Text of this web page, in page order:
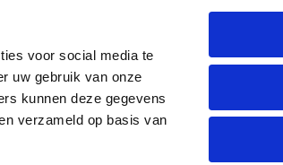
voor social media te
uw gebruik van onze
kunnen deze gegevens
verzameld op basis van
Griendweg 53-55
3295 KV 's-Gravendeel
The Netherlands
Tel.+31 78 673 47 61